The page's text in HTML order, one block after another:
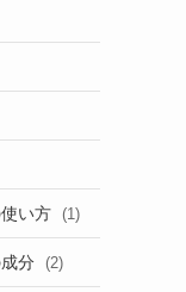
い方 (1)
分 (2)